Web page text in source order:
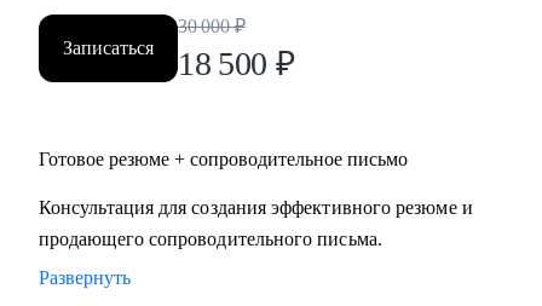
• ИТ-директор
• Директор по логистике и закупкам
• Директор по стратегическому развитию
Для своих клиентов я — Карьерный доктор, который
поможет «диагностировать и вылечить» проблемы в
области профессионального развития: выявить сильные
уникальность, найти оптимальное и актуальное решение, а
Записаться
30 000 ₽
18 500 ₽
Готовое резюме + сопроводительное письмо
Консультация для создания эффективного резюме и
продающего сопроводительного письма.
Развернуть